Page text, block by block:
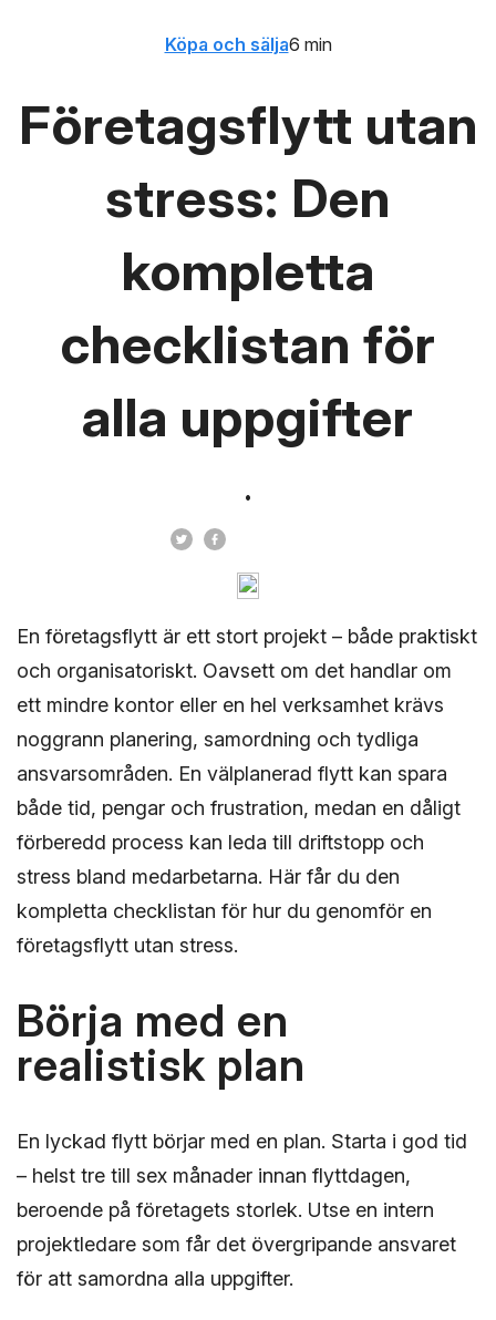
Företagsflytt utan
stress: Den
kompletta
checklistan för
alla uppgifter
Köpa och sälja6 min
En företagsflytt är ett stort projekt – både praktiskt
och organisatoriskt. Oavsett om det handlar om
ett mindre kontor eller en hel verksamhet krävs
noggrann planering, samordning och tydliga
ansvarsområden. En välplanerad flytt kan spara
både tid, pengar och frustration, medan en dåligt
förberedd process kan leda till driftstopp och
stress bland medarbetarna. Här får du den
kompletta checklistan för hur du genomför en
företagsflytt utan stress.
Börja med en
realistisk plan
En lyckad flytt börjar med en plan. Starta i god tid
– helst tre till sex månader innan flyttdagen,
beroende på företagets storlek. Utse en intern
projektledare som får det övergripande ansvaret
för att samordna alla uppgifter.